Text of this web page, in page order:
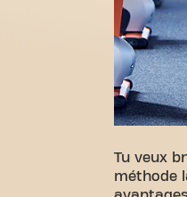
Tu veux
méthode